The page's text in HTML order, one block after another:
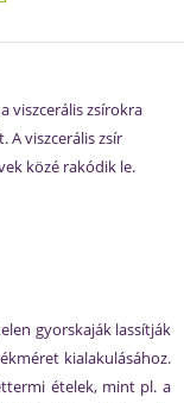
viszcerális zsírokra
A viszcerális zsír
közé rakódik le.
gyorskaják lassítják
kialakulásához.
ételek, mint pl. a